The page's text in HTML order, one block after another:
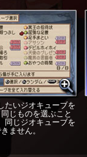
たいジオキューブを
じものを選ぶこと
同じジオキューブを
ません。